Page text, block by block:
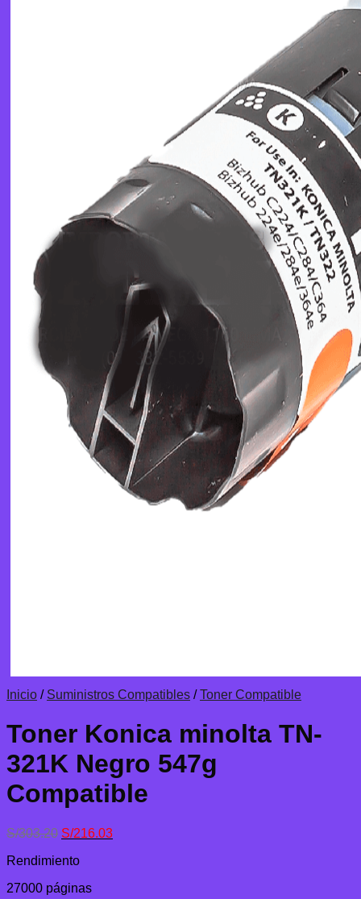
Inicio / Suministros Compatibles / Toner Compatible
Toner Konica minolta TN-
321K Negro 547g
Compatible
S/303.20 El
original
S/303.20.
S/216.03El
Rendimiento
27000 páginas